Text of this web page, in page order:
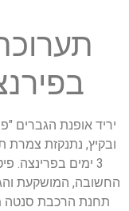
יריד אופנת הגברים
ובקיץ, נתנקזת צמרת
3 ימים בפרינצה.
החשובה, המושקעת
תחנת הרכבת סנטה